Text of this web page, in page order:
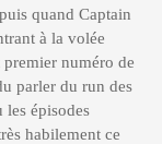
quand Captain
à la volée
numéro de
parler du run des
les épisodes
habilement ce